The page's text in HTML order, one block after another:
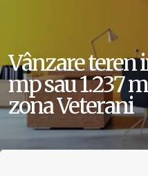
Vânzare teren
mp sau 1.237
zona Veterani